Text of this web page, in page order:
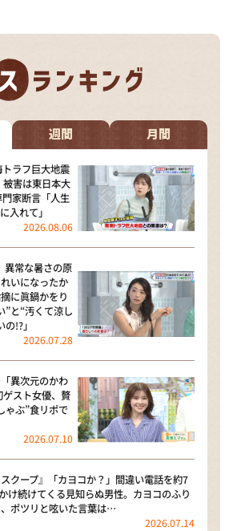
週間 月間
ラフ巨大地震
害は東日本大
家断言「人生
入れて」
2026.08.06
常な暑さの原
いになったか
に眞鍋かをり
”と“汚くて涼し
!?」
2026.07.28
異次元のかわ
スト女優、贅
ゃぶ”食リポで
2026.07.10
スクープ』「カヨコか？」間違い電話を約7
け続けてくる見知らぬ男性。カヨコのふり
ポツリと呟いた言葉は…
2026.07.14